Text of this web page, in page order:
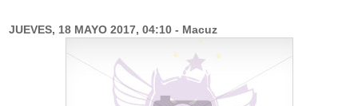
JUEVES, 18 MAYO 2017, 04:10 - Macuz